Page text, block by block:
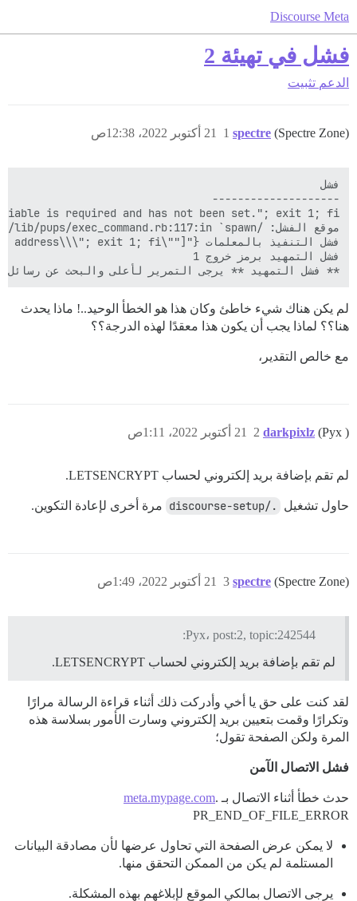
Discourse Meta
فشل في تهيئة 2
الدعم تثبيت
spectre (Spectre Zone) 21 أكتوبر 2022، 12:38ص 1
** فشل التمهيد ** يرجى التمرير لأعلى والبحث عن
لم يكن هناك شيء خاطئ وكان هذا هو الخطأ الوحيد..! ماذا يحدث
هنا؟؟ لماذا يجب أن يكون هذا معقدًا لهذه الدرجة؟؟
مع خالص التقدير،
darkpixlz (Pyx ) 21 أكتوبر 2022، 1:11ص 2
لم تقم بإضافة بريد إلكتروني لحساب LETSENCRYPT.
حاول تشغيل ./discourse-setup مرة أخرى لإعادة التكوين.
spectre (Spectre Zone) 21 أكتوبر 2022، 1:49ص 3
Pyx، post:2, topic:242544:
لم تقم بإضافة بريد إلكتروني لحساب LETSENCRYPT.
لقد كنت على حق يا أخي وأدركت ذلك أثناء قراءة الرسالة مرارًا
وتكرارًا وقمت بتعيين بريد إلكتروني وسارت الأمور بسلاسة هذه
المرة ولكن الصفحة تقول؛
فشل الاتصال الآمن
حدث خطأ أثناء الاتصال بـ meta.mypage.com.
PR_END_OF_FILE_ERROR
لا يمكن عرض الصفحة التي تحاول عرضها لأن مصادقة البيانات
المستلمة لم يكن من الممكن التحقق منها.
يرجى الاتصال بمالكي الموقع لإبلاغهم بهذه المشكلة.